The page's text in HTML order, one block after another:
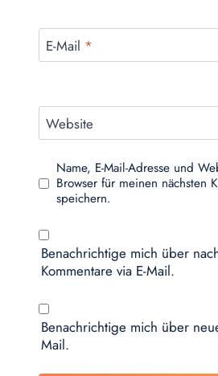
E-Mail *
Website
Name, E-Mail-Adresse und
Browser für meinen nächsten
speichern.
Benachrichtige mich über
Kommentare via E-Mail.
Benachrichtige mich über
Mail.